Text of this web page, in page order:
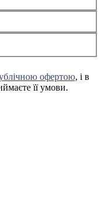
офертою, і в
її умови.